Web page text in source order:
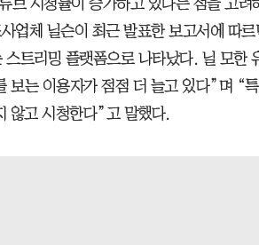
브 시청률이 증가하고 있다는 점을 고려
업체 닐슨이 최근 발표한 보고서에 따
트리밍 플랫폼으로 나타났다. 닐 모한
보는 이용자가 점점 더 늘고 있다”며 “
않고 시청한다”고 말했다.